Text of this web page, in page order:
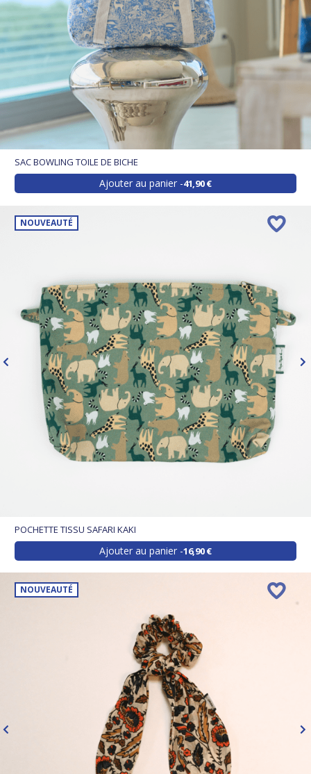
SAC BOWLING TOILE DE BICHE
Ajouter au panier 41,90 €
NOUVEAUTÉ
POCHETTE TISSU SAFARI KAKI
Ajouter au panier 16,90 €
NOUVEAUTÉ